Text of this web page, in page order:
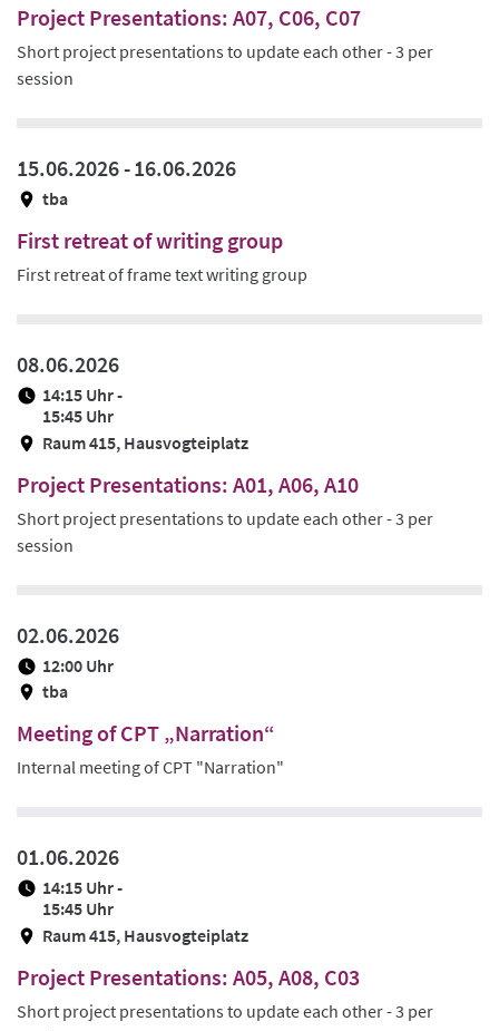
Project Presentations: A07, C06, C07
Short project presentations to update each other - 3 per
session
15.06.2026 -16.06.2026
tba
First retreat of writing group
First retreat of frame text writing group
08.06.2026
14:15 Uhr -
15:45 Uhr
Raum 415, Hausvogteiplatz
Project Presentations: A01, A06, A10
Short project presentations to update each other - 3 per
session
02.06.2026
12:00 Uhr
tba
Meeting of CPT „Narration“
Internal meeting of CPT "Narration"
01.06.2026
14:15 Uhr -
15:45 Uhr
Raum 415, Hausvogteiplatz
Project Presentations: A05, A08, C03
Short project presentations to update each other - 3 per